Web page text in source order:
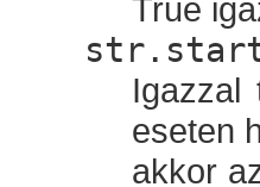
True
Igazzal
eseten
akkor